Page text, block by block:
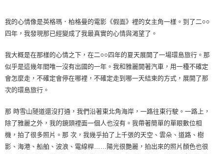
我的心情像是英格瑪．柏格曼的電影《假面》裡的女主角一樣。到了二○○
四年，我發現那已經變成了我最真實的心情與渴望了。
我大概是在那樣的心情之下，在二○○四年的夏天展開了一場環島旅行。那
似乎是這幾年間唯一沒有出國的一年。我和雅麗開著汽車，用一種不確定
會怎麼走，不確定會停在哪裡，不確定走到哪一天結束的方式，展開了那
次的環島旅行。
那 時雪山隧道還沒打通，我們沿著東北角海岸，一路往東行駛。一路上，
除了雅麗之外，我的鏡頭裡面一個人也沒有。我帶著簡單的單眼數位相
機，拍了很多照片。那 次，我幾乎拍了上千張的天空、雲朵、道路、樹
影、海港、船舶、波浪、電線桿……陽光很艷麗，拍出來的照片顏色也很